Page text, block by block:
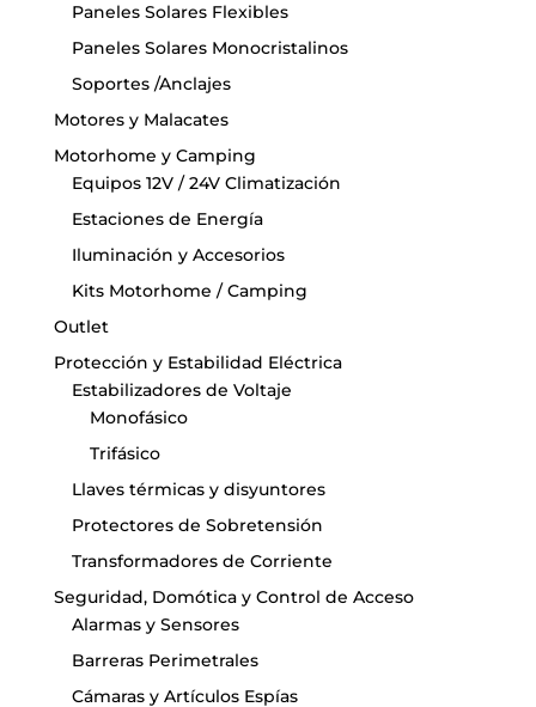
Paneles Solares Flexibles
Paneles Solares Monocristalinos
Soportes /Anclajes
Motores y Malacates
Motorhome y Camping
Equipos 12V / 24V Climatización
Estaciones de Energía
Iluminación y Accesorios
Kits Motorhome / Camping
Outlet
Protección y Estabilidad Eléctrica
Estabilizadores de Voltaje
Monofásico
Trifásico
Llaves térmicas y disyuntores
Protectores de Sobretensión
Transformadores de Corriente
Seguridad, Domótica y Control de Acceso
Alarmas y Sensores
Barreras Perimetrales
Cámaras y Artículos Espías